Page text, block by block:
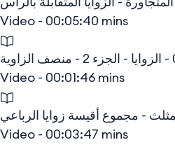
Video - 00:05:40 mins
Video - 00:01:46 mins
Video - 00:03:47 mins